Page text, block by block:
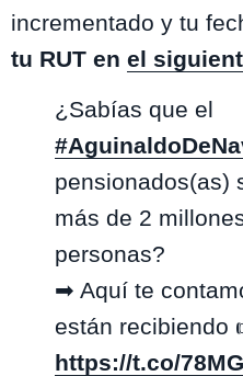
incrementado y tu
tu RUT en el
¿Sabías que el
pensionados(as)
más de 2
personas?
➡ Aquí te
están recibiendo
https://t.co/